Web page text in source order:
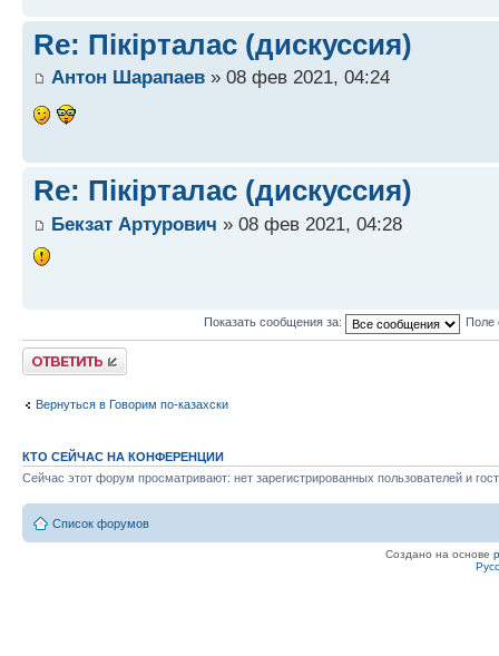
Re: Пікірталас (дискуссия)
Антон Шарапаев » 08 фев 2021, 04:24
Re: Пікірталас (дискуссия)
Бекзат Артурович » 08 фев 2021, 04:28
Показать сообщения за: Поле
Ответить
Вернуться в Говорим по-казахски
КТО СЕЙЧАС НА КОНФЕРЕНЦИИ
Сейчас этот форум просматривают: нет зарегистрированных пользователей и
Список форумов
Создано на основе